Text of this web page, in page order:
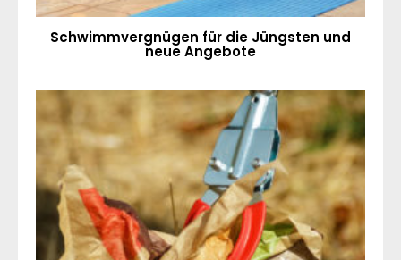
Schwimmvergnügen für die Jüngsten und
neue Angebote